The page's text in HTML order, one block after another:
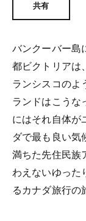
共有
バンクーバー島
都ビクトリアは
ランシスコのよ
ランドはこうな
にはそれ自体が
ダで最も良い気
満ちた先住民族
わえないゆった
るカナダ旅行の